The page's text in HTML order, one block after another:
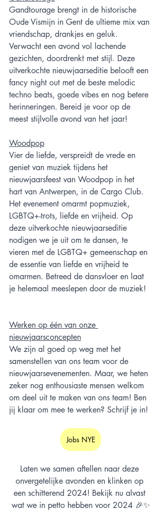
Gandtourage brengt in de historische
Oude Vismijn in Gent de ultieme mix van
vriendschap, drankjes en geluk.
Verwacht een avond vol lachende
gezichten, doordrenkt met stijl. Deze
uitverkochte nieuwjaarseditie belooft een
fancy night out met de beste melodic
techno beats, goede vibes en nog betere
herinneringen. Bereid je voor op de
meest stijlvolle avond van het jaar!
Woodpop
Vier de liefde, verspreidt de vrede en
geniet van muziek tijdens het
nieuwjaarsfeest van Woodpop in het
hart van Antwerpen, in de Cargo Club.
Het evenement omarmt popmuziek,
LGBTQ+-trots, liefde en vrijheid. Op
deze uitverkochte nieuwjaarseditie
nodigen we je uit om te dansen, te
vieren met de LGBTQ+ gemeenschap en
de essentie van liefde en vrijheid te
omarmen. Betreed de dansvloer en laat
je helemaal meeslepen door de muziek!
Werken op één van onze
nieuwjaarsconcepten
We zijn al goed op weg met het
samenstellen van ons team voor de
nieuwjaarsevenementen. Maar, we heten
zeker nog enthousiaste mensen welkom
om deel uit te maken van ons team! Ben
jij klaar om mee te werken? Schrijf je in!
Jobs NYE
Laten we samen aftellen naar deze
onvergetelijke avonden en klinken op
een schitterend 2024! Bekijk nu alvast
wat we in petto hebben voor 2024 🎉✨